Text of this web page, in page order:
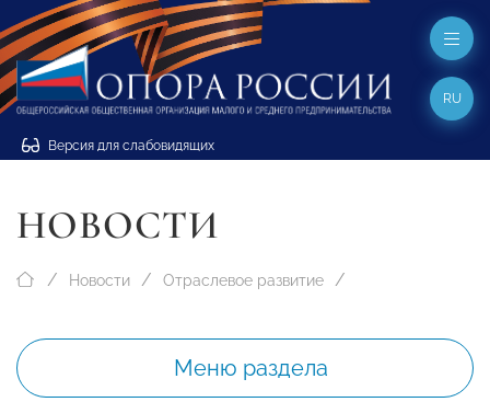
Версия для слабовидящих
RU
НОВОСТИ
Новости Отраслевое развитие
Меню раздела